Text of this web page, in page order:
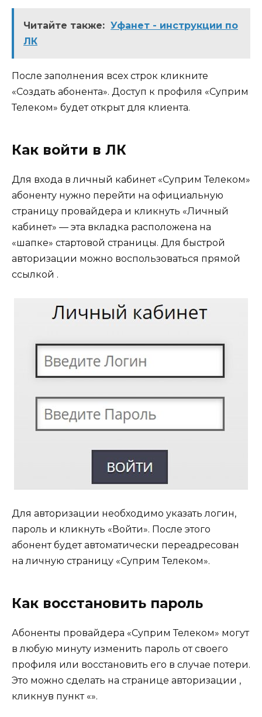
Читайте также: Уфанет - инструкции по
ЛК
После заполнения всех строк кликните
«Создать абонента». Доступ к профиля «Суприм
Телеком» будет открыт для клиента.
Как войти в ЛК
Для входа в личный кабинет «Суприм Телеком»
абоненту нужно перейти на официальную
страницу провайдера и кликнуть «Личный
кабинет» — эта вкладка расположена на
«шапке» стартовой страницы. Для быстрой
авторизации можно воспользоваться прямой
ссылкой .
Для авторизации необходимо указать логин,
пароль и кликнуть «Войти». После этого
абонент будет автоматически переадресован
на личную страницу «Суприм Телеком».
Как восстановить пароль
Абоненты провайдера «Суприм Телеком» могут
в любую минуту изменить пароль от своего
профиля или восстановить его в случае потери.
Это можно сделать на странице авторизации ,
кликнув пункт «».